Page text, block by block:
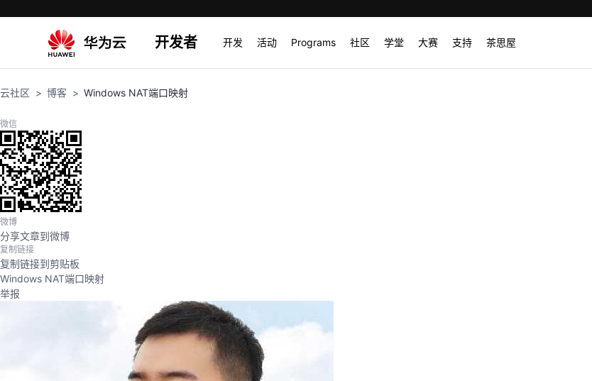
开发者 开发 活动 Programs 社区 学堂 大赛 支持 茶思屋
云社区 博客 Windows NAT端口映射
微信
微博
分享文章到微博
复制链接
复制链接到剪贴板
Windows NAT端口映射
举报